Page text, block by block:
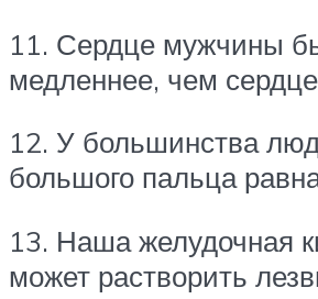
11. Сердце мужчины
медленнее, чем
12. У большинства
большого пальца
13. Наша желудочная
может растворить